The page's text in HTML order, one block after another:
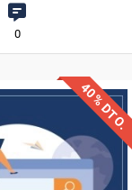
0
40% DTO.
especiales